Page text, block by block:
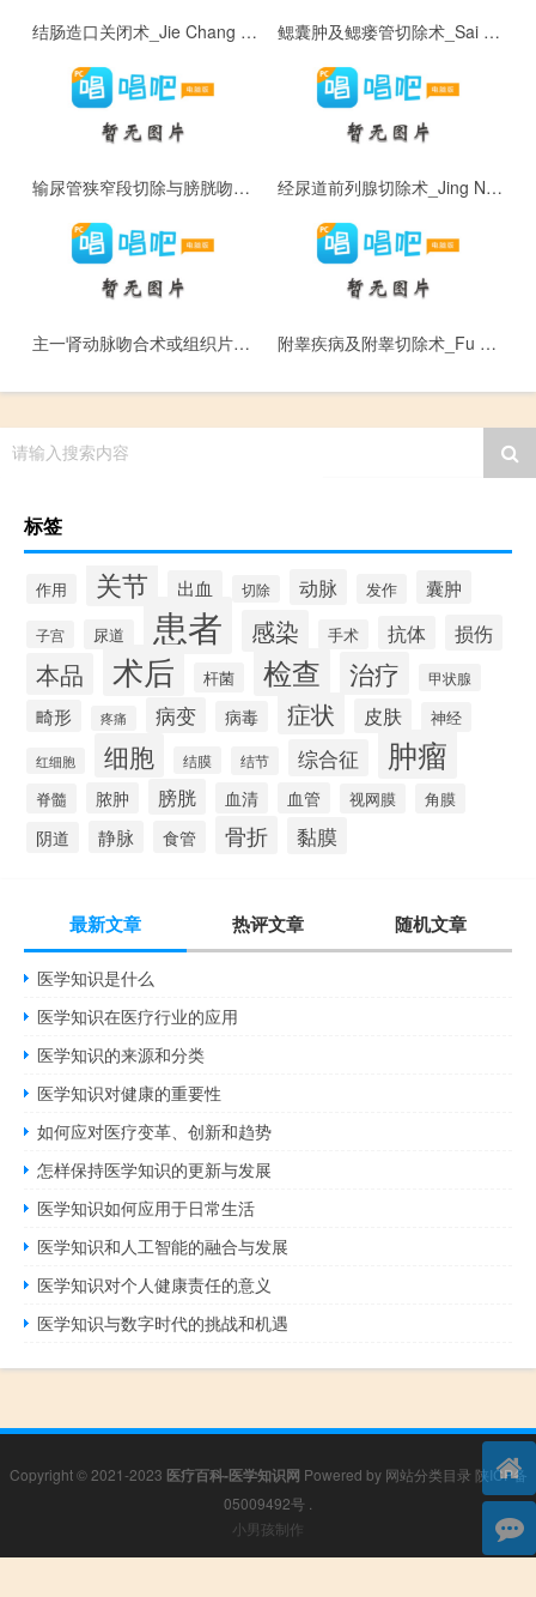
结肠造口关闭术_Jie Chang Zao Kou Guan Bi Shu 鳃囊肿及鳃瘘管切除术_Sai Nang Zhong Ji Sai Lou Guan Qie Chu Shu
输尿管狭窄段切除与膀胱吻合术_Shu Niao Guan Xia Zhai Duan Qie Chu Yu Bang Guang Wen He Shu 经尿道前列腺切除术_Jing Niao Dao Qian Lie Xian Qie Chu Shu
主一肾动脉吻合术或组织片移植修补术_Zhu Yi Shen Dong Mai Wen He Shu Huo Zu Zhi Pian Yi Zhi 附睾疾病及附睾切除术_Fu Gao Ji Bing Ji Fu Gao Qie Chu Shu
请输入搜索内容
标签
作用 关节 出血 切除 动脉 发作 囊肿
子宫 尿道 患者 感染 手术 抗体 损伤
本品 术后 杆菌 检查 治疗 甲状腺
畸形 疼痛 病变 病毒 症状 皮肤 神经
红细胞 细胞 结膜 结节 综合征 肿瘤
脊髓 脓肿 膀胱 血清 血管 视网膜 角膜
阴道 静脉 食管 骨折 黏膜
最新文章 热评文章 随机文章
医学知识是什么
医学知识在医疗行业的应用
医学知识的来源和分类
医学知识对健康的重要性
如何应对医疗变革、创新和趋势
怎样保持医学知识的更新与发展
医学知识如何应用于日常生活
医学知识和人工智能的融合与发展
医学知识对个人健康责任的意义
医学知识与数字时代的挑战和机遇
Copyright © 2021-2023 医疗百科-医学知识网 Powered by 网站分类目录 陕ICP备
05009492号
小男孩制作